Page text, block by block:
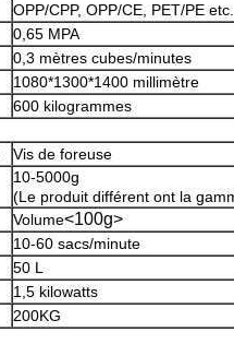
OPP/CPP, OPP/CE, PET/PE etc.
0,65 MPA
0,3 mètres cubes/minutes
1080*1300*1400 millimètre
600 kilogrammes
Vis de foreuse
10-5000g
(Le produit différent ont la
Volume<100g>
10-60 sacs/minute
50 L
1,5 kilowatts
200KG